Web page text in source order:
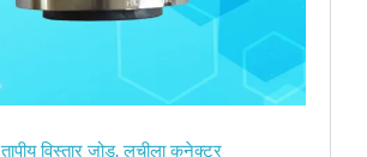
तापीय विस्तार जोड़,लचीला कनेक्टर